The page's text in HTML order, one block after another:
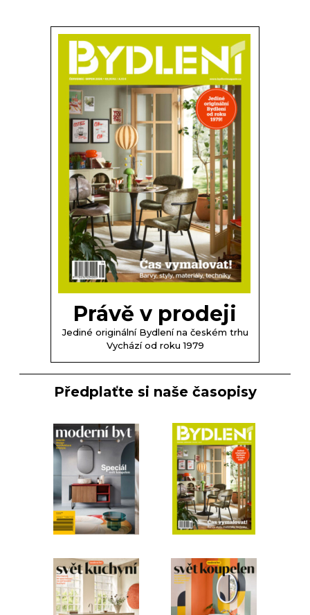
Právě v prodeji
Jediné originální Bydlení na českém trhu
Vychází od roku 1979
Předplaťte si naše časopisy